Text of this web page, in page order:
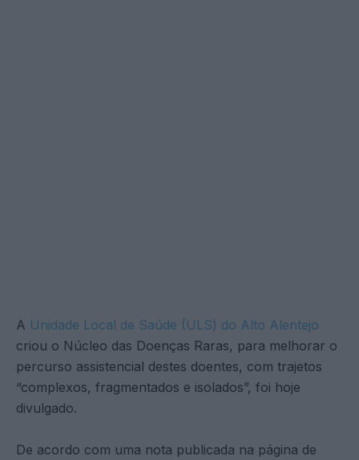
A Unidade Local de Saúde (ULS) do Alto Alentejo
criou o Núcleo das Doenças Raras, para melhorar o
percurso assistencial destes doentes, com trajetos
“complexos, fragmentados e isolados”, foi hoje
divulgado.
De acordo com uma nota publicada na página de